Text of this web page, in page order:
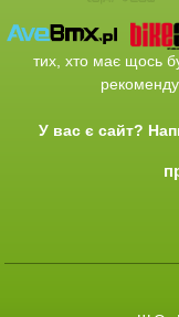
тих, хто має щось
У вас є сайт?